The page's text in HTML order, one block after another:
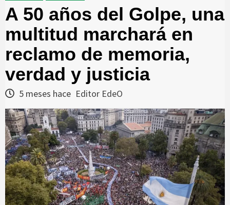
A 50 años del Golpe, una
multitud marchará en
reclamo de memoria,
verdad y justicia
5 meses hace Editor EdeO